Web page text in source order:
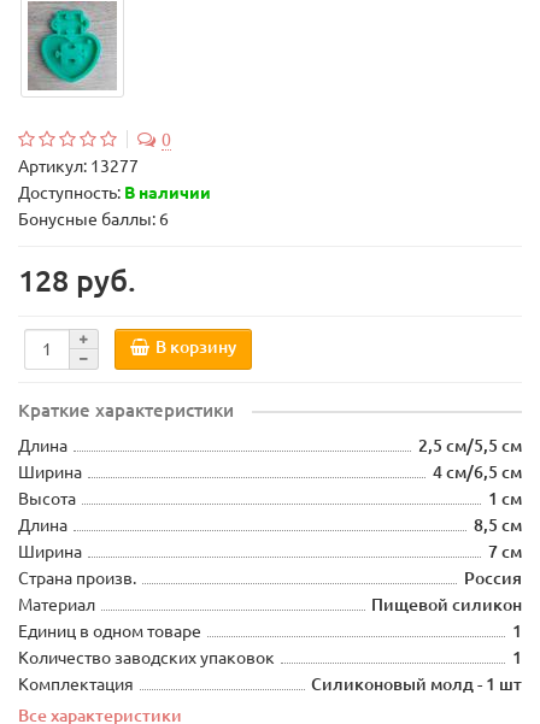
0
Артикул: 13277
Доступность: В наличии
Бонусные баллы: 6
128 руб.
В корзину
Краткие характеристики
Длина
2,5 см/5,5 см
Ширина
4 см/6,5 см
Высота
1 см
Длина
8,5 см
Ширина
7 см
Страна произв.
Россия
Материал
Пищевой силикон
Единиц в одном товаре
1
Количество заводских упаковок
1
Комплектация
Силиконовый молд - 1 шт
Все характеристики